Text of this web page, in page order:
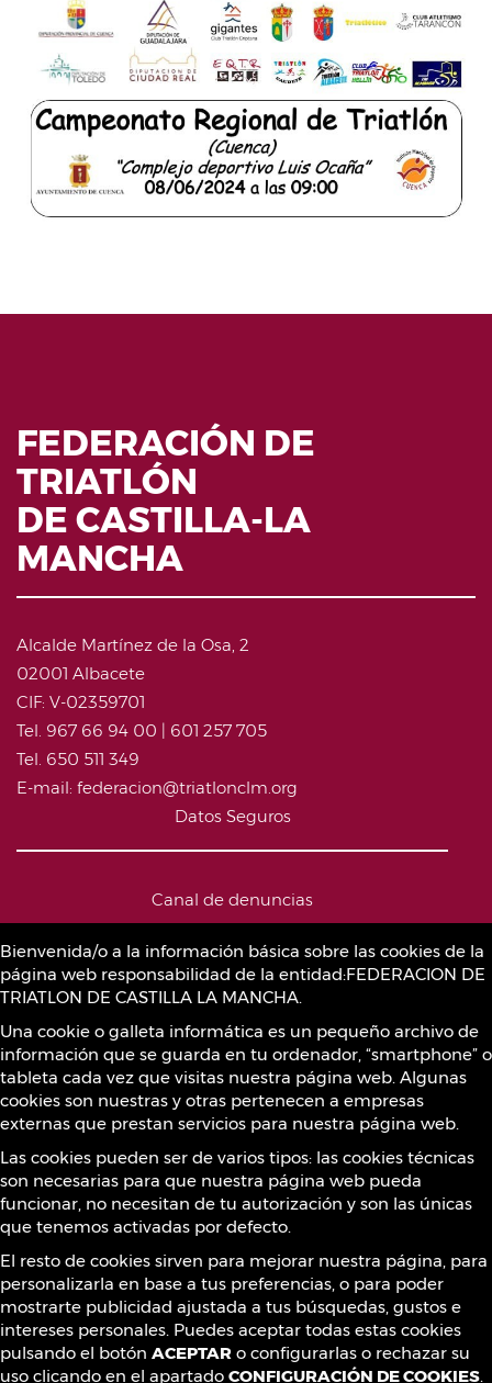
Bienvenida/o a la información básica sobre las cookies de la
página web responsabilidad de la entidad:FEDERACION DE
TRIATLON DE CASTILLA LA MANCHA.
Una cookie o galleta informática es un pequeño archivo de
información que se guarda en tu ordenador, “smartphone” o
tableta cada vez que visitas nuestra página web. Algunas
cookies son nuestras y otras pertenecen a empresas
externas que prestan servicios para nuestra página web.
Las cookies pueden ser de varios tipos: las cookies técnicas
son necesarias para que nuestra página web pueda
funcionar, no necesitan de tu autorización y son las únicas
que tenemos activadas por defecto.
El resto de cookies sirven para mejorar nuestra página, para
personalizarla en base a tus preferencias, o para poder
mostrarte publicidad ajustada a tus búsquedas, gustos e
intereses personales. Puedes aceptar todas estas cookies
pulsando el botón ACEPTAR o configurarlas o rechazar su
uso clicando en el apartado CONFIGURACIÓN DE COOKIES.
FEDERACIÓN DE
TRIATLÓN
DE CASTILLA-LA
MANCHA
Alcalde Martínez de la Osa, 2
02001 Albacete
CIF: V-02359701
Tel. 967 66 94 00 | 601 257 705
Tel. 650 511 349
E-mail: federacion@triatlonclm.org
Datos Seguros
Canal de denuncias
Política de Cookies
Sustancias prohibidas
Contacto
¡Síguenos!